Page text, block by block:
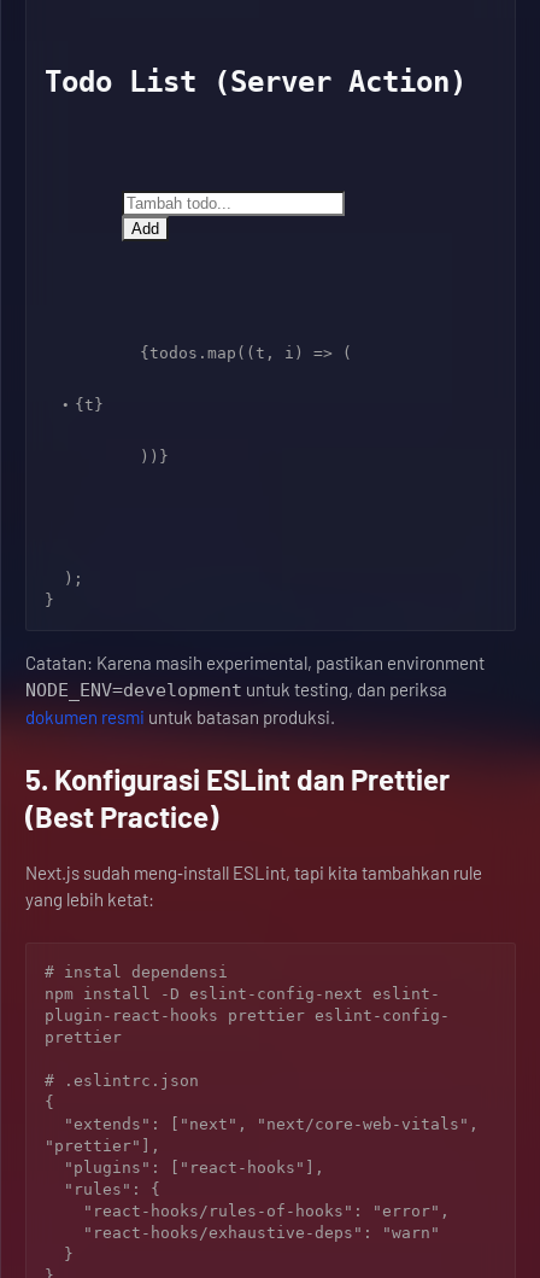
Todo List (Server Action)
Add
{t}
Catatan: Karena masih experimental, pastikan environment
NODE_ENV=development untuk testing, dan periksa
dokumen resmi untuk batasan produksi.
5. Konfigurasi ESLint dan Prettier
(Best Practice)
Next.js sudah meng‑install ESLint, tapi kita tambahkan rule
yang lebih ketat:
# instal dependensi
npm install -D eslint-config-next eslint-
plugin-react-hooks prettier eslint-config-
prettier
# .eslintrc.json
{
"prettier"],